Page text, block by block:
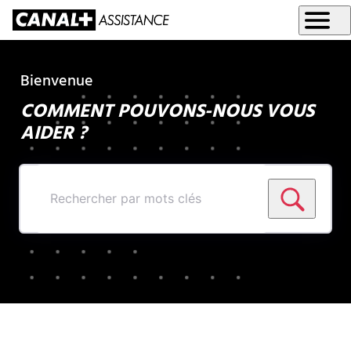
Bienvenue
COMMENT POUVONS-NOUS VOUS
AIDER ?
Rechercher
par
mots